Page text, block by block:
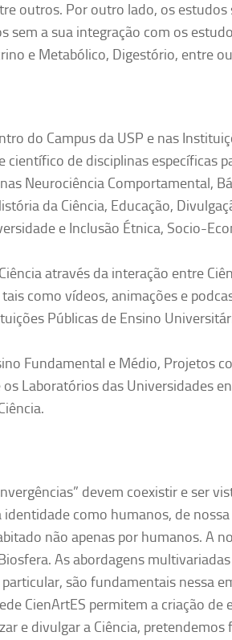
outros. Por outro lado, os estudos
sem a sua integração com os
e Metabólico, Digestório, entre
do Campus da USP e nas
de disciplinas específicas
Neurociência Comportamental,
da Ciência, Educação,
e Inclusão Étnica, Socio-
através da interação entre
como vídeos, animações e
Públicas de Ensino
Fundamental e Médio, Projetos
Laboratórios das Universidades
devem coexistir e ser
como humanos, de
não apenas por humanos. A
As abordagens
são fundamentais nessa
CienArtES permitem a criação de
e divulgar a Ciência,